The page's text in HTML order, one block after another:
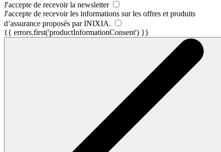
J'accepte de recevoir la newsletter
J'accepte de recevoir les informations sur les offres et produits
d’assurance proposés par INIXIA.
{{ errors.first('productInformationConsent') }}